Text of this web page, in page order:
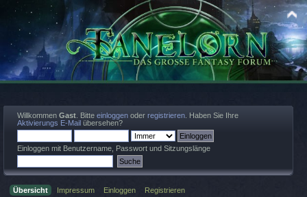
Willkommen Gast . Bitte einloggen oder registrieren . Haben Sie Ihre
Aktivierungs E-Mail übersehen?
Einloggen mit Benutzername, Passwort und Sitzungslänge
Übersicht Impressum Einloggen Registrieren